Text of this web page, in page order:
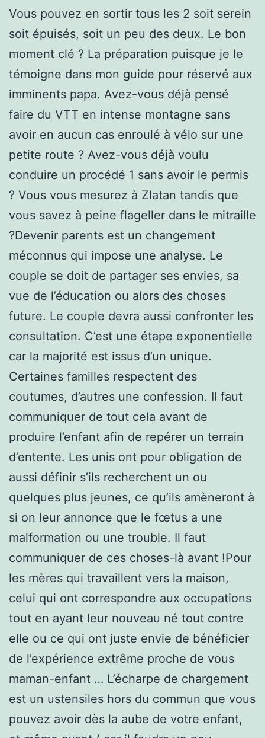
Vous pouvez en sortir tous les 2 soit serein
soit épuisés, soit un peu des deux. Le bon
moment clé ? La préparation puisque je le
témoigne dans mon guide pour réservé aux
imminents papa. Avez-vous déjà pensé
faire du VTT en intense montagne sans
avoir en aucun cas enroulé à vélo sur une
petite route ? Avez-vous déjà voulu
conduire un procédé 1 sans avoir le permis
? Vous vous mesurez à Zlatan tandis que
vous savez à peine flageller dans le mitraille
?Devenir parents est un changement
méconnus qui impose une analyse. Le
couple se doit de partager ses envies, sa
vue de l’éducation ou alors des choses
future. Le couple devra aussi confronter les
consultation. C’est une étape exponentielle
car la majorité est issus d’un unique.
Certaines familles respectent des
coutumes, d’autres une confession. Il faut
communiquer de tout cela avant de
produire l’enfant afin de repérer un terrain
d’entente. Les unis ont pour obligation de
aussi définir s’ils recherchent un ou
quelques plus jeunes, ce qu’ils amèneront à
si on leur annonce que le fœtus a une
malformation ou une trouble. Il faut
communiquer de ces choses-là avant !Pour
les mères qui travaillent vers la maison,
celui qui ont correspondre aux occupations
tout en ayant leur nouveau né tout contre
elle ou ce qui ont juste envie de bénéficier
de l’expérience extrême proche de vous
maman-enfant … L’écharpe de chargement
est un ustensiles hors du commun que vous
pouvez avoir dès la aube de votre enfant,